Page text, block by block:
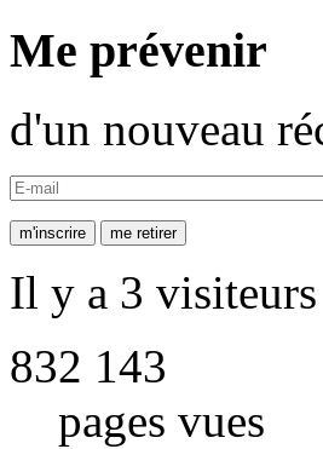
Me prévenir
d'un nouveau
Il y a 3
832 143
pages vues